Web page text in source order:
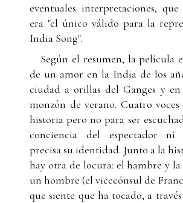
eventuales interpretaciones, que
era "el único válido para la
India Song".
Según el resumen, la película
de un amor en la India de los
ciudad a orillas del Ganges y
monzón de verano. Cuatro
historia pero no para ser
conciencia del espectador ni
precisa su identidad. Junto a la
hay otra de locura: el hambre y
un hombre (el vicecónsul de
que siente que ha tocado, a